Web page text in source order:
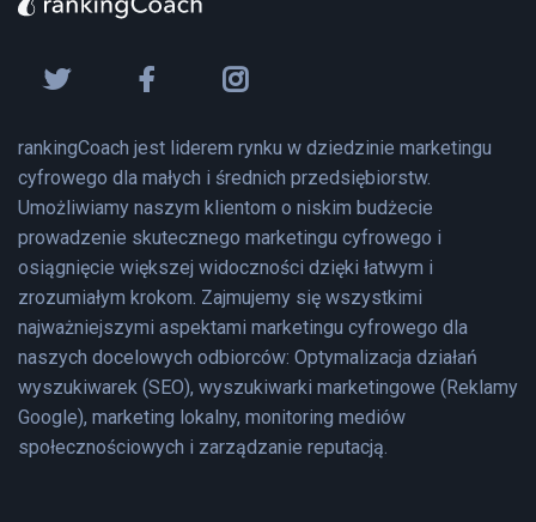
rankingCoach jest liderem rynku w dziedzinie marketingu
cyfrowego dla małych i średnich przedsiębiorstw.
Umożliwiamy naszym klientom o niskim budżecie
prowadzenie skutecznego marketingu cyfrowego i
osiągnięcie większej widoczności dzięki łatwym i
zrozumiałym krokom. Zajmujemy się wszystkimi
najważniejszymi aspektami marketingu cyfrowego dla
naszych docelowych odbiorców: Optymalizacja działań
wyszukiwarek (SEO), wyszukiwarki marketingowe (Reklamy
Google), marketing lokalny, monitoring mediów
społecznościowych i zarządzanie reputacją.